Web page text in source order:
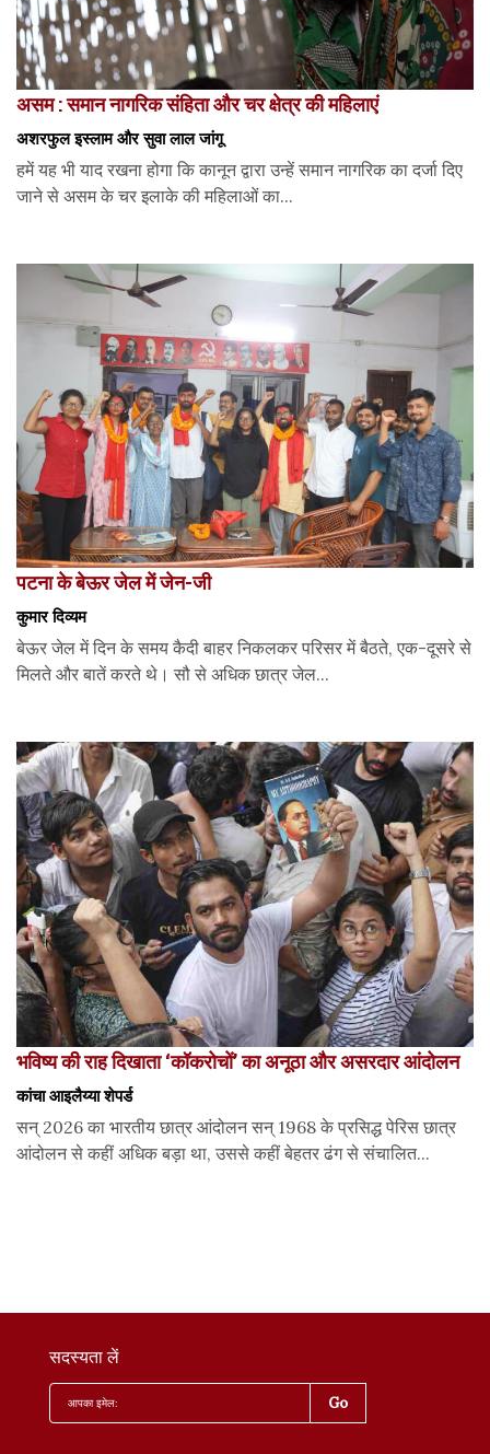
असम : समान नागरिक संहिता और चर क्षेत्र की महिलाएं
अशरफुल इस्लाम और सुवा लाल जांगू
हमें यह भी याद रखना होगा कि कानून द्वारा उन्हें समान नागरिक का दर्जा दिए
जाने से असम के चर इलाके की महिलाओं का...
पटना के बेऊर जेल में जेन-जी
कुमार दिव्यम
बेऊर जेल में दिन के समय कैदी बाहर निकलकर परिसर में बैठते, एक-दूसरे से
मिलते और बातें करते थे। सौ से अधिक छात्र जेल...
भविष्य की राह दिखाता ‘कॉकरोचों’ का अनूठा और असरदार आंदोलन
कांचा आइलैय्या शेपर्ड
सन् 2026 का भारतीय छात्र आंदोलन सन् 1968 के प्रसिद्ध पेरिस छात्र
आंदोलन से कहीं अधिक बड़ा था, उससे कहीं बेहतर ढंग से संचालित...
सदस्यता लें